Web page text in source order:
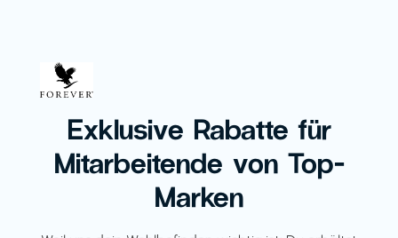
Exklusive Rabatte für
Mitarbeitende von Top-
Marken